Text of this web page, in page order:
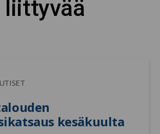
liittyvää
kesäkuulta